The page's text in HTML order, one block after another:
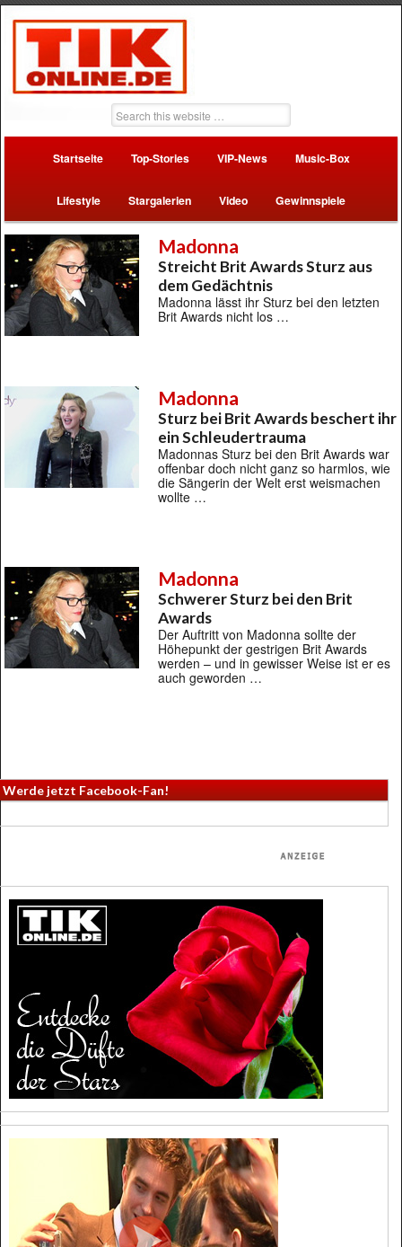
Startseite Top-Stories VIP-News Music-Box
Lifestyle Stargalerien Video Gewinnspiele
Madonna
Streicht Brit Awards Sturz aus
dem Gedächtnis
Madonna lässt ihr Sturz bei den letzten
Brit Awards nicht los …
Madonna
Sturz bei Brit Awards beschert ihr
ein Schleudertrauma
Madonnas Sturz bei den Brit Awards war
offenbar doch nicht ganz so harmlos, wie
die Sängerin der Welt erst weismachen
wollte …
Madonna
Schwerer Sturz bei den Brit
Awards
Der Auftritt von Madonna sollte der
Höhepunkt der gestrigen Brit Awards
werden – und in gewisser Weise ist er es
auch geworden …
Werde jetzt Facebook-Fan!